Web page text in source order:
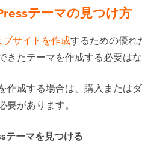
テーマの見つけ方
サイトを作成するための優れ
たテーマを作成する必要は
作成する場合は、購入または
があります。
テーマを見つける